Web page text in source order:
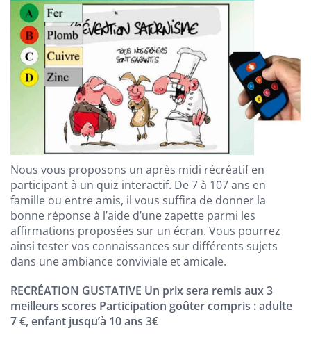
Nous vous proposons un après midi récréatif en
participant à un quiz interactif. De 7 à 107 ans en
famille ou entre amis, il vous suffira de donner la
bonne réponse à l’aide d’une zapette parmi les
affirmations proposées sur un écran. Vous pourrez
ainsi tester vos connaissances sur différents sujets
dans une ambiance conviviale et amicale.
RECRÉATION GUSTATIVE Un prix sera remis aux 3
meilleurs scores Participation goûter compris : adulte
7 €, enfant jusqu’à 10 ans 3€